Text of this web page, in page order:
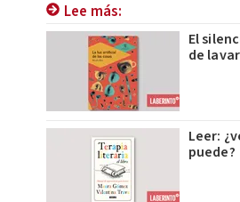
Lee más:
El
de
Leer:
puede?